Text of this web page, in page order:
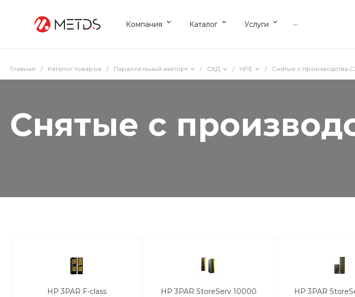
Компания Каталог Услуги ...
Главная / Каталог товаров / Параллельный импорт / СХД / HPE / Снятые с производства
Снятые с
HP 3PAR F-class
HP 3PAR StoreServ 10000
HP 3PAR